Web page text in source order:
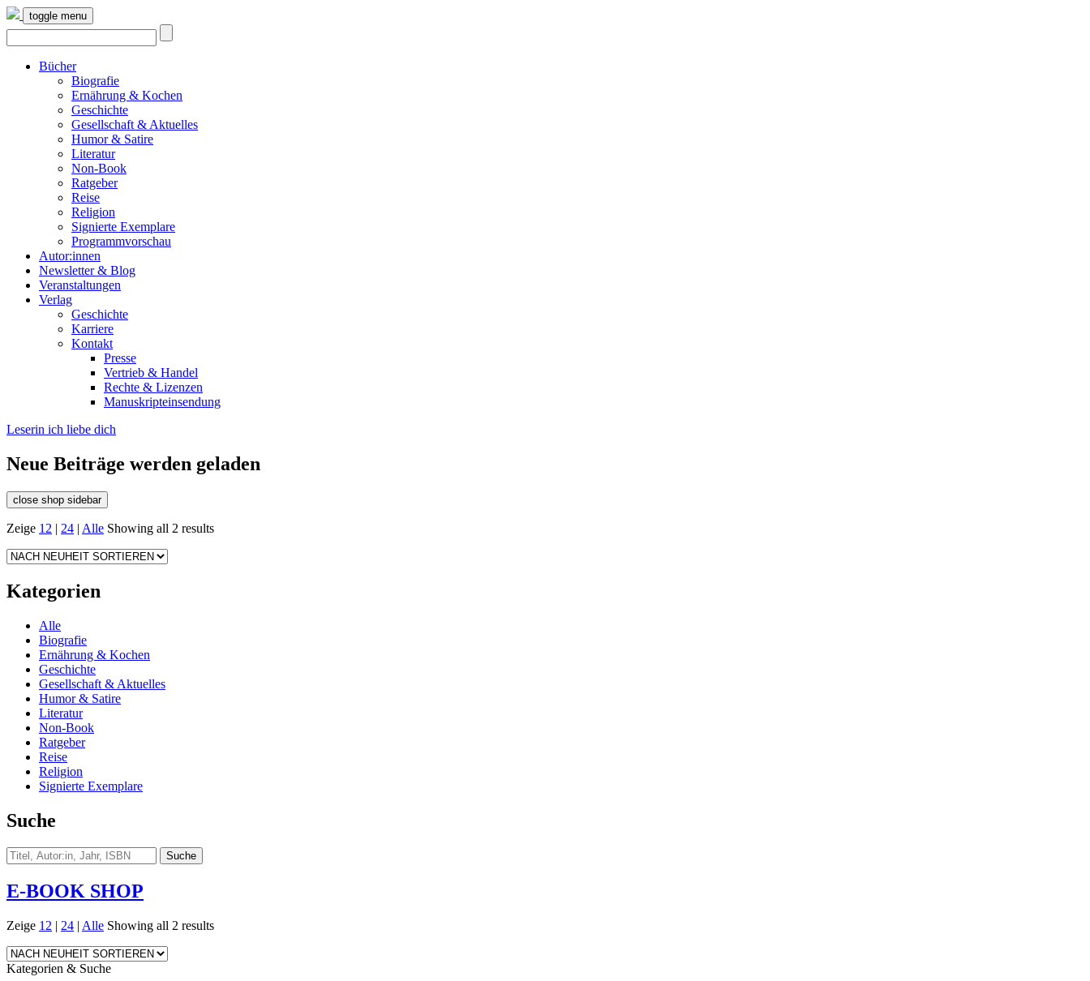
toggle menu
Bücher
Biografie
Ernährung & Kochen
Geschichte
Gesellschaft & Aktuelles
Humor & Satire
Literatur
Non-Book
Ratgeber
Reise
Religion
Signierte Exemplare
Programmvorschau
Autor:innen
Newsletter & Blog
Veranstaltungen
Verlag
Geschichte
Karriere
Kontakt
Presse
Vertrieb & Handel
Rechte & Lizenzen
Manuskripteinsendung
Leserin ich liebe dich
Neue Beiträge werden geladen
close shop sidebar
Zeige 12 | 24 | Alle Showing all 2 results
Kategorien
Alle
Biografie
Ernährung & Kochen
Geschichte
Gesellschaft & Aktuelles
Humor & Satire
Literatur
Non-Book
Ratgeber
Reise
Religion
Signierte Exemplare
Suche
E-BOOK SHOP
Zeige 12 | 24 | Alle Showing all 2 results
Kategorien & Suche